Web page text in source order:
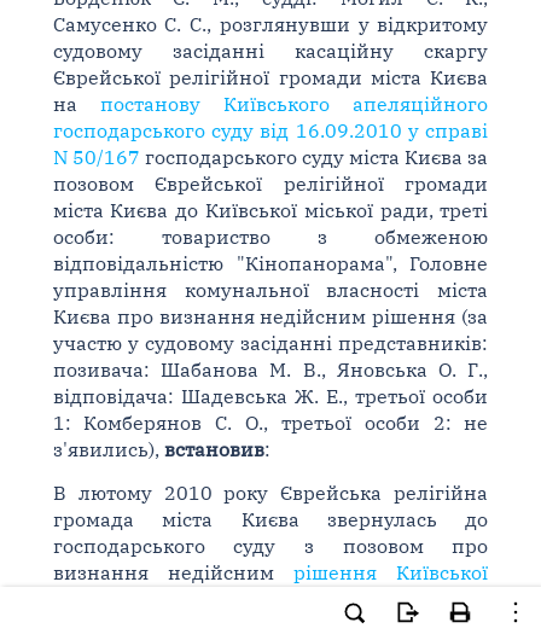
Самусенко С. С., розглянувши у відкритому
судовому засіданні касаційну скаргу
Єврейської релігійної громади міста Києва
на постанову Київського апеляційного
господарського суду від 16.09.2010 у справі
N 50/167 господарського суду міста Києва за
позовом Єврейської релігійної громади
міста Києва до Київської міської ради, треті
особи: товариство з обмеженою
відповідальністю "Кінопанорама", Головне
управління комунальної власності міста
Києва про визнання недійсним рішення (за
участю у судовому засіданні представників:
позивача: Шабанова М. В., Яновська О. Г.,
відповідача: Шадевська Ж. Е., третьої особи
1: Комберянов С. О., третьої особи 2: не
з'явились), встановив:
В лютому 2010 року Єврейська релігійна
громада міста Києва звернулась до
господарського суду з позовом про
визнання недійснимрішення Київської
міської ради від 22.08.2007 N 151/1985 "Про
внесення змін до рішення Київради від